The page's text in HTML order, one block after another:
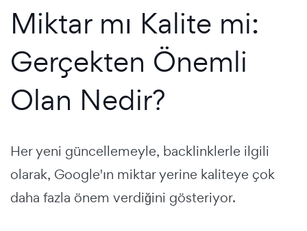
Miktar mı Kalite mi:
Gerçekten Önemli
Olan Nedir?
Her yeni güncellemeyle, backlinklerle ilgili
olarak, Google'ın miktar yerine kaliteye çok
daha fazla önem verdiğini gösteriyor.